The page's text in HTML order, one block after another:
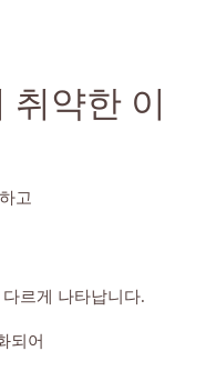
약한 이
고
르게 나타납니다.
되어